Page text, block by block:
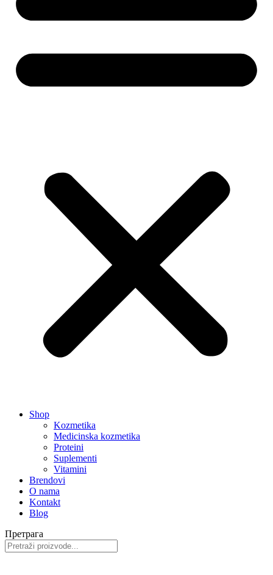
Shop
Kozmetika
Medicinska kozmetika
Proteini
Suplementi
Vitamini
Brendovi
O nama
Kontakt
Blog
Претрага